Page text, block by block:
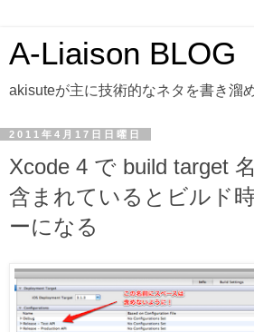
A-Liaison BLOG
akisuteが主に技術的なネタを書き溜
2011年4月17日日曜日
Xcode 4 で build target
含まれているとビルド
ーになる